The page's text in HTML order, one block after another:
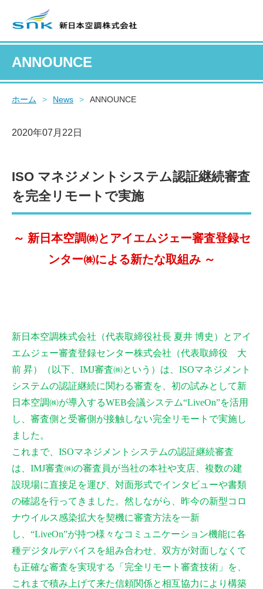
ANNOUNCE
ホーム > News > ANNOUNCE
2020年07月22日
ISO マネジメントシステム認証継続審査
を完全リモートで実施
～ 新日本空調㈱とアイエムジェー審査登録セ
ンター㈱による新たな取組み ～
新日本空調株式会社（代表取締役社長 夏井 博史）とアイ
エムジェー審査登録センター株式会社（代表取締役 大
前 昇）（以下、IMJ審査㈱という）は、ISOマネジメント
システムの認証継続に関わる審査を、初の試みとして新
日本空調㈱が導入するWEB会議システム“LiveOn”を活用
し、審査側と受審側が接触しない完全リモートで実施し
ました。
これまで、ISOマネジメントシステムの認証継続審査
は、IMJ審査㈱の審査員が当社の本社や支店、複数の建
設現場に直接足を運び、対面形式でインタビューや書類
の確認を行ってきました。然しながら、昨今の新型コロ
ナウイルス感染拡大を契機に審査方法を一新
し、“LiveOn”が持つ様々なコミュニケーション機能に各
種デジタルデバイスを組み合わせ、双方が対面しなくて
も正確な審査を実現する「完全リモート審査技術」を、
これまで積み上げて来た信頼関係と相互協力により構築